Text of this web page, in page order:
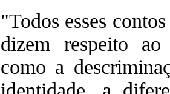
"Todos esses
dizem respeito ao
como a